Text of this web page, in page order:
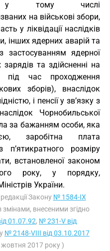
у тому числі
на військові збори,
у ліквідації наслідків
інших ядерних аварій та
застосуванням ядерної
та здійсненні на
під час проходження
зборів), внаслідок
і пенсії у зв’язку з
Чорнобильської
за бажанням особи, яка
заробітна плата
розміру
встановленої законом
року, у порядку,
України.
Закону № 1584-IX
змінами, внесеними згідно
01.07.92, № 231-V від
№ 2148-VIII від 03.10.2017
жовтня 2017 року )